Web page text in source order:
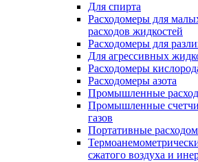
Для спирта
Расходомеры для
расходов жидкостей
Расходомеры для
Для агрессивных
Расходомеры
Расходомеры азота
Промышленные
Промышленные
газов
Портативные
сжатого воздуха и